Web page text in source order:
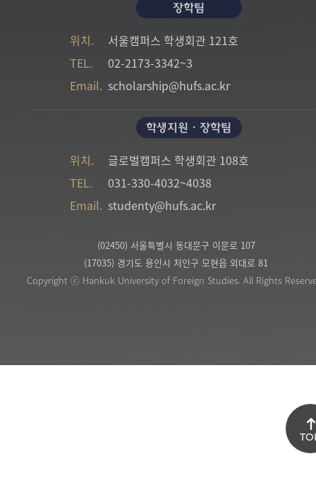
장학팀
위치. 서울캠퍼스 학생회관 121호
TEL.
02-2173-3342~3
Email. scholarship@hufs.ac.kr
학생지원・장학팀
위치. 글로벌캠퍼스 학생회관 108호
TEL.
031-330-4032~4038
Email. studenty@hufs.ac.kr
(02450) 서울특별시 동대문구 이문로 107
(17035) 경기도 용인시 처인구 모현읍 외대로 81
Copyright ⓒ Hankuk University of Foreign Studies. All Rights